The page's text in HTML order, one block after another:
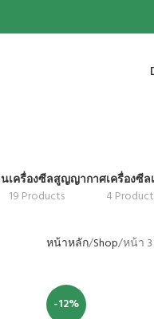
เครื่องซีลสูญญากาศ
19 Products
เครื่องซี
4
หน้าหลัก Shop หน้า 3
-12%